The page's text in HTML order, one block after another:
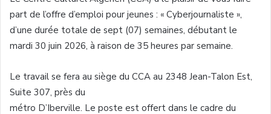
part de l’offre d’emploi pour jeunes : « Cyberjournaliste »,
d’une durée totale de sept (07) semaines, débutant le
mardi 30 juin 2026, à raison de 35 heures par semaine.
Le travail se fera au siège du CCA au 2348 Jean-Talon Est,
Suite 307, près du
métro D’Iberville. Le poste est offert dans le cadre du